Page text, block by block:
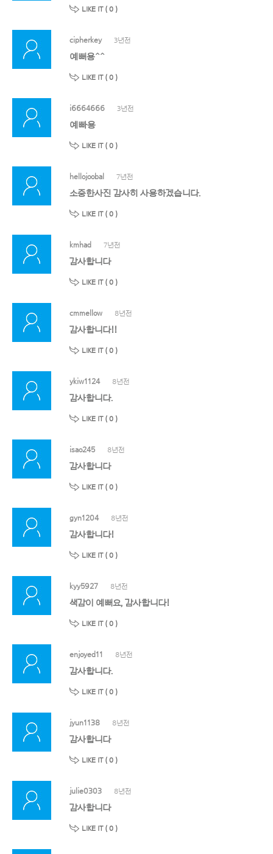
LIKE IT ( 0 )
cipherkey 3년전
예뻐용^^
LIKE IT ( 0 )
i6664666 3년전
예빠용
LIKE IT ( 0 )
hellojoobal 7년전
소중한사진 감사히 사용하겠습니다.
LIKE IT ( 0 )
kmhad 7년전
감사합니다
LIKE IT ( 0 )
cmmellow 8년전
감사합니다!!
LIKE IT ( 0 )
ykiw1124 8년전
감사합니다.
LIKE IT ( 0 )
isao245 8년전
감사합니다
LIKE IT ( 0 )
gyn1204 8년전
감사합니다!
LIKE IT ( 0 )
kyy5927 8년전
색감이 예뻐요, 감사합니다!
LIKE IT ( 0 )
enjoyed11 8년전
감사합니다.
LIKE IT ( 0 )
jyun1138 8년전
감사합니다
LIKE IT ( 0 )
julie0303 8년전
감사합니다
LIKE IT ( 0 )